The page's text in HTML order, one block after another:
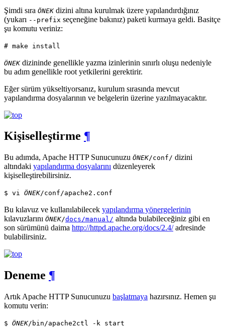
Şimdi sıra ÖNEKdizini altına kurulmak üzere yapılandırdığınız
(yukarı --prefix seçeneğine bakınız) paketi kurmaya geldi. Basitçe
şu komutu veriniz:
# make install
ÖNEKdizininde genellikle yazma izinlerinin sınırlı oluşu nedeniyle
bu adım genellikle root yetkilerini gerektirir.
Eğer sürüm yükseltiyorsanız, kurulum sırasında mevcut
yapılandırma dosyalarının ve belgelerin üzerine yazılmayacaktır.
Kişiselleştirme ¶
Bu adımda, Apache HTTP Sunucunuzu ÖNEK/conf/ dizini
altındaki yapılandırma dosyalarını düzenleyerek
kişiselleştirebilirsiniz.
$ vi ÖNEK/conf/apache2.conf
Bu kılavuz ve kullanılabilecek yapılandırma yönergelerinin
kılavuzlarını ÖNEK/docs/manual/ altında bulabileceğiniz gibi en
son sürümünü daima http://httpd.apache.org/docs/2.4/adresinde
bulabilirsiniz.
Deneme ¶
Artık Apache HTTP Sunucunuzu başlatmaya hazırsınız. Hemen şu
komutu verin:
$ ÖNEK/bin/apache2ctl -k start